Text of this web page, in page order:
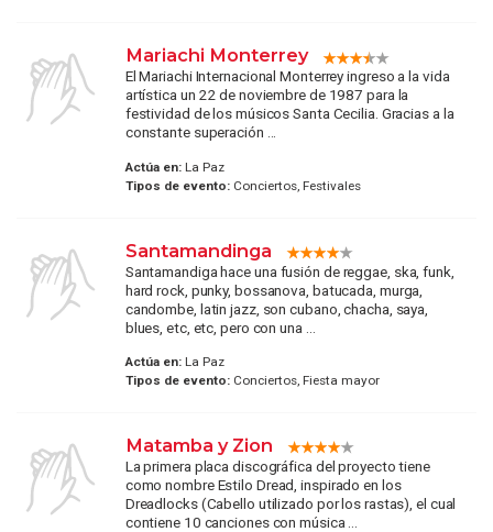
Mariachi Monterrey
El Mariachi Internacional Monterrey ingreso a la vida
artística un 22 de noviembre de 1987 para la
festividad de los músicos Santa Cecilia. Gracias a la
constante superación ...
Actúa en:La Paz
Tipos de evento:Conciertos, Festivales
Santamandinga
Santamandiga hace una fusión de reggae, ska, funk,
hard rock, punky, bossanova, batucada, murga,
candombe, latin jazz, son cubano, chacha, saya,
blues, etc, etc, pero con una ...
Actúa en:La Paz
Tipos de evento:Conciertos, Fiesta mayor
Matamba y Zion
La primera placa discográfica del proyecto tiene
como nombre Estilo Dread, inspirado en los
Dreadlocks (Cabello utilizado por los rastas), el cual
contiene 10 canciones con música ...